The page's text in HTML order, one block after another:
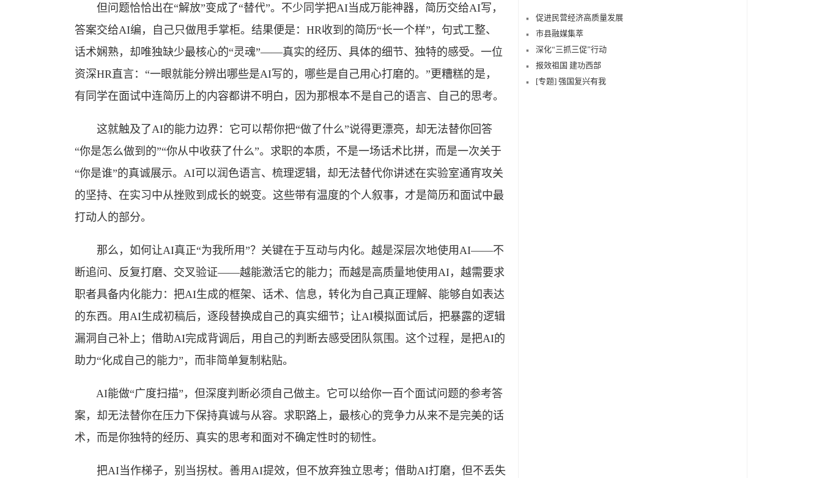
但问题恰恰出在“解放”变成了“替代”。不少同学把AI当成万能神器，简历交给AI写，
答案交给AI编，自己只做甩手掌柜。结果便是：HR收到的简历“长一个样”，句式工整、
话术娴熟，却唯独缺少最核心的“灵魂”——真实的经历、具体的细节、独特的感受。一位
资深HR直言：“一眼就能分辨出哪些是AI写的，哪些是自己用心打磨的。”更糟糕的是，
有同学在面试中连简历上的内容都讲不明白，因为那根本不是自己的语言、自己的思考。
这就触及了AI的能力边界：它可以帮你把“做了什么”说得更漂亮，却无法替你回答
“你是怎么做到的”“你从中收获了什么”。求职的本质，不是一场话术比拼，而是一次关于
“你是谁”的真诚展示。AI可以润色语言、梳理逻辑，却无法替代你讲述在实验室通宵攻关
的坚持、在实习中从挫败到成长的蜕变。这些带有温度的个人叙事，才是简历和面试中最
打动人的部分。
那么，如何让AI真正“为我所用”？关键在于互动与内化。越是深层次地使用AI——不
断追问、反复打磨、交叉验证——越能激活它的能力；而越是高质量地使用AI，越需要求
职者具备内化能力：把AI生成的框架、话术、信息，转化为自己真正理解、能够自如表达
的东西。用AI生成初稿后，逐段替换成自己的真实细节；让AI模拟面试后，把暴露的逻辑
漏洞自己补上；借助AI完成背调后，用自己的判断去感受团队氛围。这个过程，是把AI的
助力“化成自己的能力”，而非简单复制粘贴。
AI能做“广度扫描”，但深度判断必须自己做主。它可以给你一百个面试问题的参考答
案，却无法替你在压力下保持真诚与从容。求职路上，最核心的竞争力从来不是完美的话
术，而是你独特的经历、真实的思考和面对不确定性时的韧性。
把AI当作梯子，别当拐杖。善用AI提效，但不放弃独立思考；借助AI打磨，但不丢失
促进民营经济高质量发展
市县融媒集萃
深化“三抓三促”行动
报效祖国 建功西部
[专题] 强国复兴有我